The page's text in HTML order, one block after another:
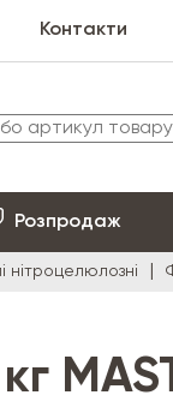
Контакти
Розпродаж
нітроцелюлозні